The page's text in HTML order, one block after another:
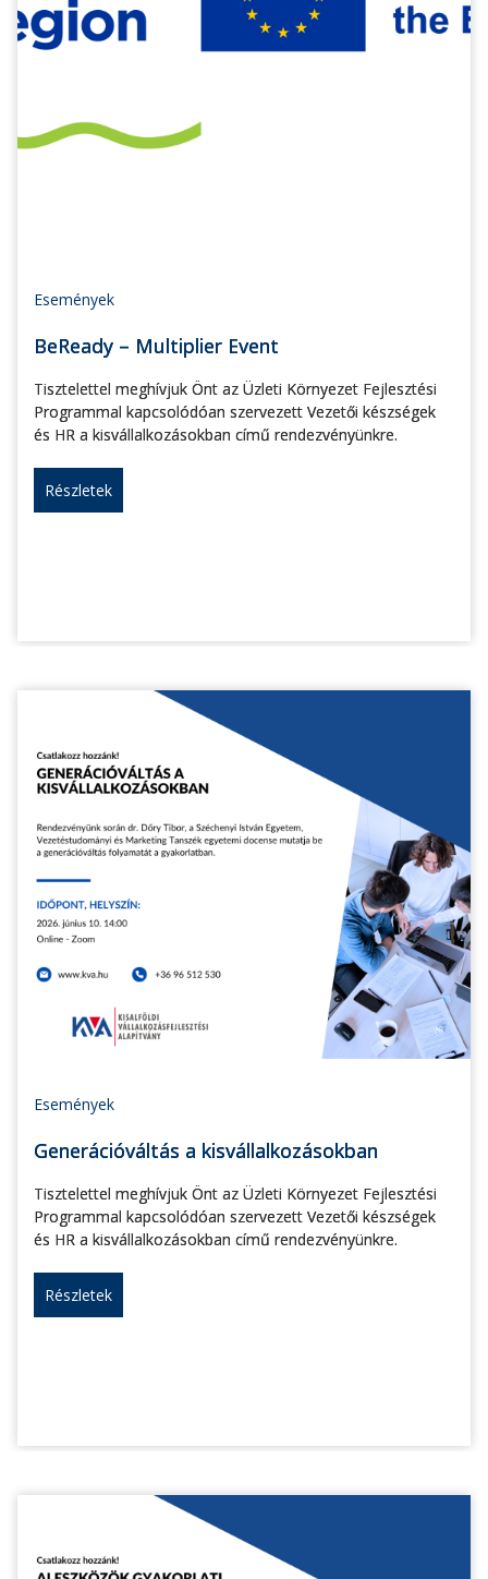
Események
BeReady – Multiplier Event
Tisztelettel meghívjuk Önt az Üzleti Környezet Fejlesztési
Programmal kapcsolódóan szervezett Vezetői készségek
és HR a kisvállalkozásokban című rendezvényünkre.
Részletek
Események
Generációváltás a kisvállalkozásokban
Tisztelettel meghívjuk Önt az Üzleti Környezet Fejlesztési
Programmal kapcsolódóan szervezett Vezetői készségek
és HR a kisvállalkozásokban című rendezvényünkre.
Részletek